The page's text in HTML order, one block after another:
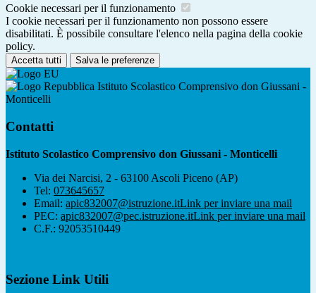
Cookie necessari per il funzionamento
I cookie necessari per il funzionamento non possono essere
disabilitati. È possibile consultare l'elenco nella pagina della cookie
policy.
Accetta tutti Salva le preferenze
Istituto Scolastico Comprensivo don Giussani -
Monticelli
Contatti
Istituto Scolastico Comprensivo don Giussani - Monticelli
Via dei Narcisi, 2 - 63100 Ascoli Piceno (AP)
Tel: 073645657
Email: apic832007@istruzione.itLink per inviare una mail
PEC: apic832007@pec.istruzione.itLink per inviare una mail
C.F.: 92053510449
Sezione Link Utili